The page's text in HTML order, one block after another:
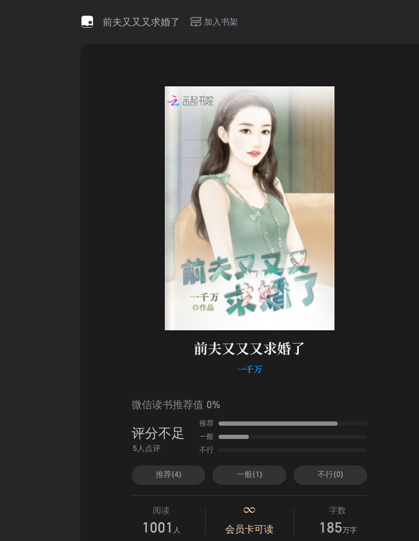
前夫又又又求婚了 加入书架
前夫又又又求婚了
一千万
微信读书推荐值 0%
评分不足
5人点评
推荐
一般
不行
推荐(4) 一般(1) 不行(0)
阅读
1001 人 会员卡可读
字数
185万字